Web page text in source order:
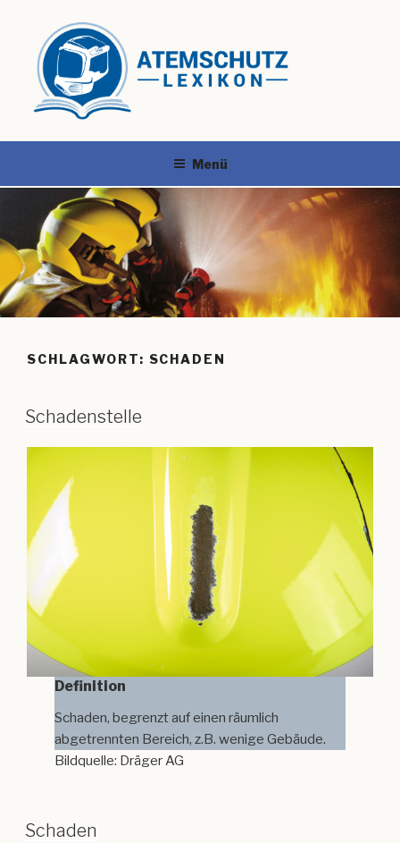
Menü
SCHLAGWORT: SCHADEN
Schadenstelle
Definition
Schaden, begrenzt auf einen räumlich
abgetrennten Bereich, z.B. wenige Gebäude.
Bildquelle: Dräger AG
Schaden